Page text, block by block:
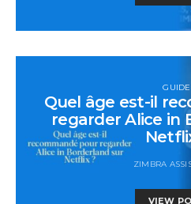
GUIDE
Quel âge est-il
regarder Alice in
ZIMBRA
VIEW